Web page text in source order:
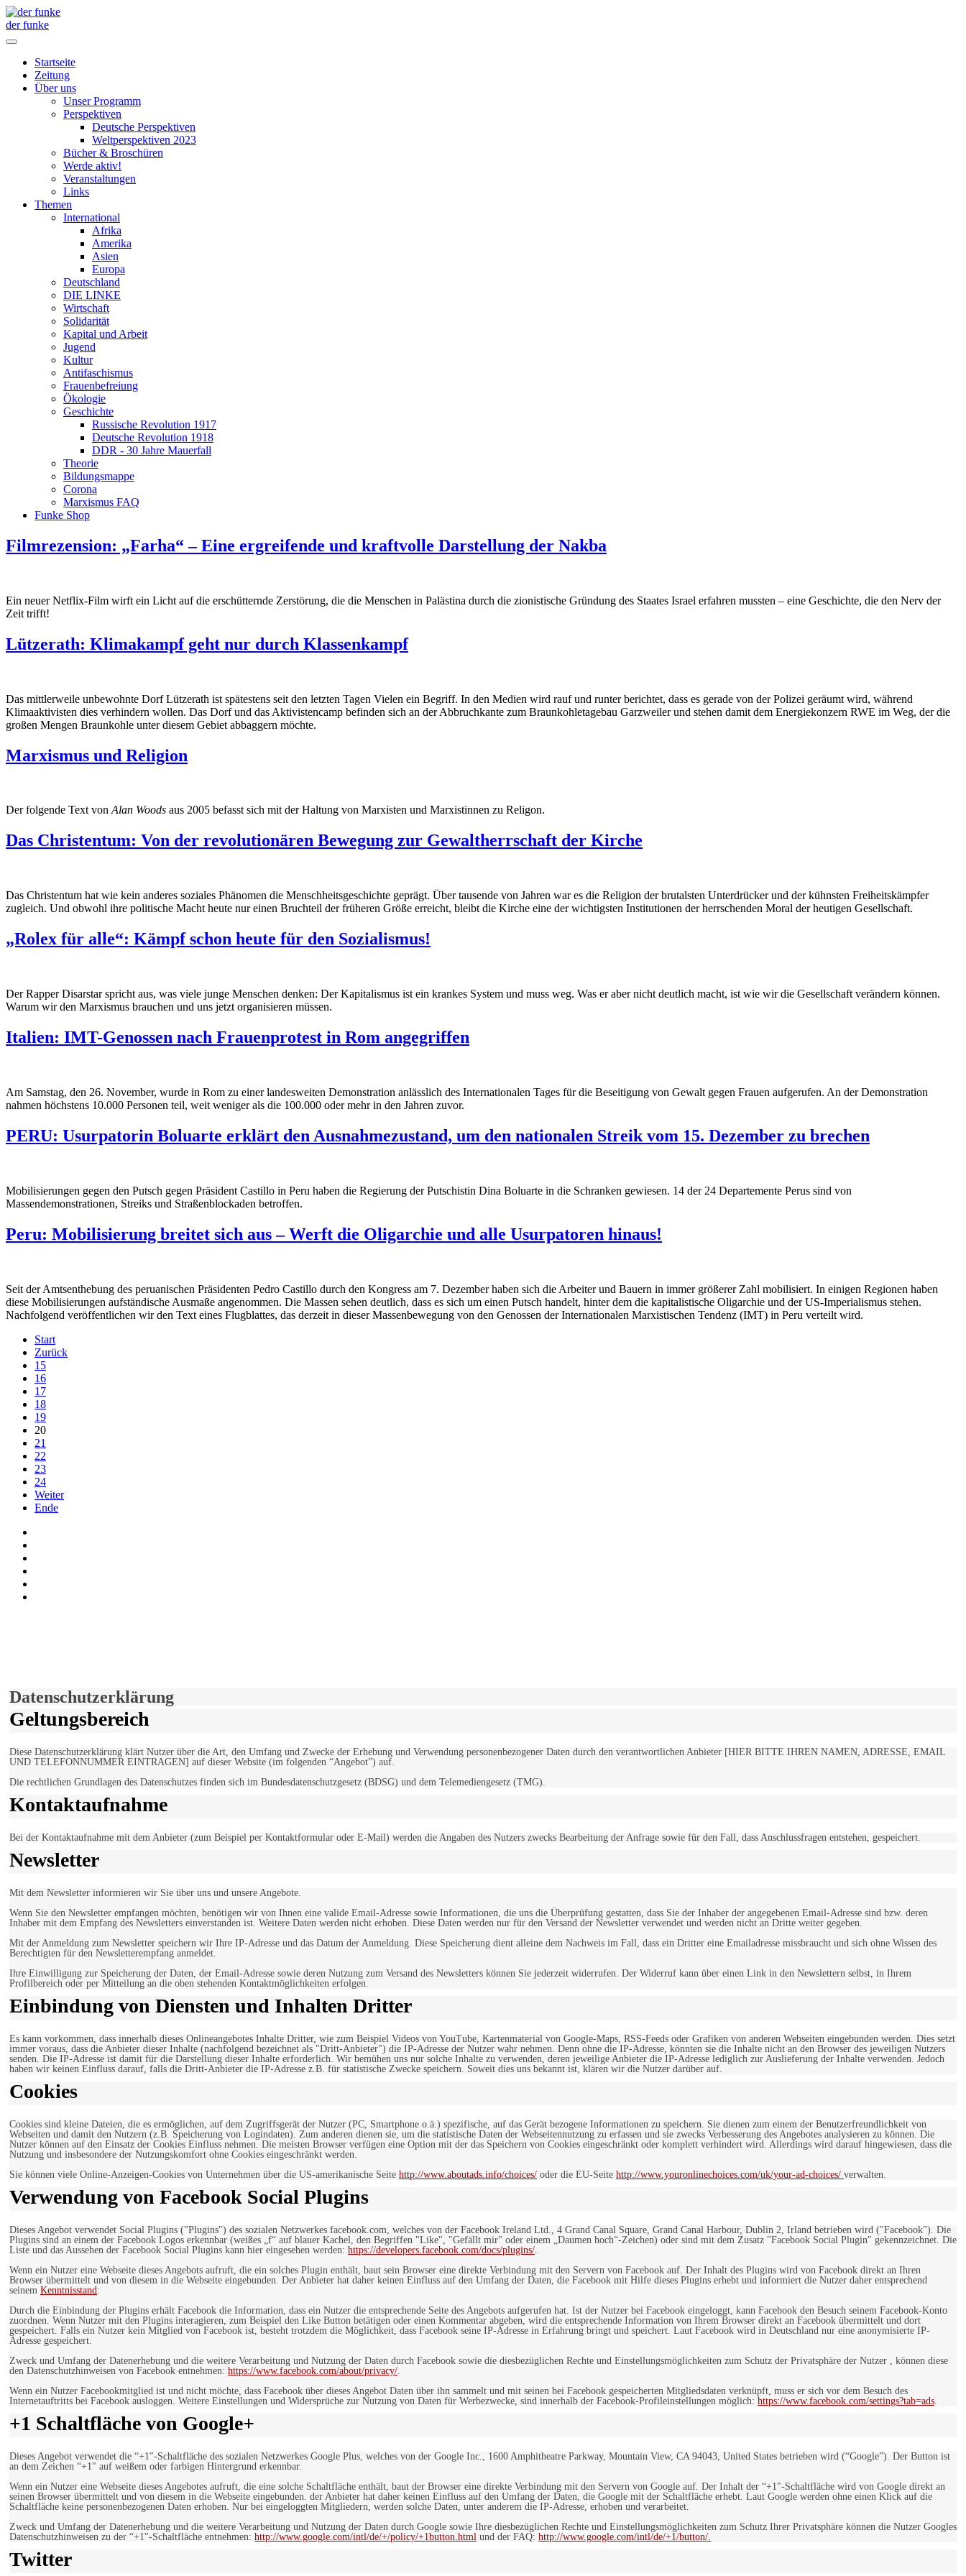
der funke
Startseite
Zeitung
Über uns
Unser Programm
Perspektiven
Deutsche Perspektiven
Weltperspektiven 2023
Bücher & Broschüren
Werde aktiv!
Veranstaltungen
Links
Themen
International
Afrika
Amerika
Asien
Europa
Deutschland
DIE LINKE
Wirtschaft
Solidarität
Kapital und Arbeit
Jugend
Kultur
Antifaschismus
Frauenbefreiung
Ökologie
Geschichte
Russische Revolution 1917
Deutsche Revolution 1918
DDR - 30 Jahre Mauerfall
Theorie
Bildungsmappe
Corona
Marxismus FAQ
Funke Shop
Filmrezension: „Farha“ – Eine ergreifende und kraftvolle Darstellung der Nakba
Ein neuer Netflix-Film wirft ein Licht auf die erschütternde Zerstörung, die die Menschen in Palästina durch die zionistische Gründung des Staates Israel erfahren mussten – eine Geschichte, die den Nerv der
Zeit trifft!
Lützerath: Klimakampf geht nur durch Klassenkampf
Das mittlerweile unbewohnte Dorf Lützerath ist spätestens seit den letzten Tagen Vielen ein Begriff. In den Medien wird rauf und runter berichtet, dass es gerade von der Polizei geräumt wird, während
Klimaaktivisten dies verhindern wollen. Das Dorf und das Aktivistencamp befinden sich an der Abbruchkante zum Braunkohletagebau Garzweiler und stehen damit dem Energiekonzern RWE im Weg, der die
großen Mengen Braunkohle unter diesem Gebiet abbaggern möchte.
Marxismus und Religion
Der folgende Text vonAlan Woods aus 2005 befasst sich mit der Haltung von Marxisten und Marxistinnen zu Religon.
Das Christentum: Von der revolutionären Bewegung zur Gewaltherrschaft der Kirche
Das Christentum hat wie kein anderes soziales Phänomen die Menschheitsgeschichte geprägt. Über tausende von Jahren war es die Religion der brutalsten Unterdrücker und der kühnsten Freiheitskämpfer
zugleich. Und obwohl ihre politische Macht heute nur einen Bruchteil der früheren Größe erreicht, bleibt die Kirche eine der wichtigsten Institutionen der herrschenden Moral der heutigen Gesellschaft.
„Rolex für alle“: Kämpf schon heute für den Sozialismus!
Der Rapper Disarstar spricht aus, was viele junge Menschen denken: Der Kapitalismus ist ein krankes System und muss weg. Was er aber nicht deutlich macht, ist wie wir die Gesellschaft verändern können.
Warum wir den Marxismus brauchen und uns jetzt organisieren müssen.
Italien: IMT-Genossen nach Frauenprotest in Rom angegriffen
Am Samstag, den 26. November, wurde in Rom zu einer landesweiten Demonstration anlässlich des Internationalen Tages für die Beseitigung von Gewalt gegen Frauen aufgerufen. An der Demonstration
nahmen höchstens 10.000 Personen teil, weit weniger als die 100.000 oder mehr in den Jahren zuvor.
PERU: Usurpatorin Boluarte erklärt den Ausnahmezustand, um den nationalen Streik vom 15. Dezember zu brechen
Mobilisierungen gegen den Putsch gegen Präsident Castillo in Peru haben die Regierung der Putschistin Dina Boluarte in die Schranken gewiesen. 14 der 24 Departemente Perus sind von
Massendemonstrationen, Streiks und Straßenblockaden betroffen.
Peru: Mobilisierung breitet sich aus – Werft die Oligarchie und alle Usurpatoren hinaus!
Seit der Amtsenthebung des peruanischen Präsidenten Pedro Castillo durch den Kongress am 7. Dezember haben sich die Arbeiter und Bauern in immer größerer Zahl mobilisiert. In einigen Regionen haben
diese Mobilisierungen aufständische Ausmaße angenommen. Die Massen sehen deutlich, dass es sich um einen Putsch handelt, hinter dem die kapitalistische Oligarchie und der US-Imperialismus stehen.
Nachfolgend veröffentlichen wir den Text eines Flugblattes, das derzeit in dieser Massenbewegung von den Genossen der Internationalen Marxistischen Tendenz (IMT) in Peru verteilt wird.
Start
Zurück
15
16
17
18
19
20
21
22
23
24
Weiter
Ende
Datenschutzerklärung
Geltungsbereich
Diese Datenschutzerklärung klärt Nutzer über die Art, den Umfang und Zwecke der Erhebung und Verwendung personenbezogener Daten durch den verantwortlichen Anbieter [HIER BITTE IHREN NAMEN, ADRESSE, EMAIL
UND TELEFONNUMMER EINTRAGEN] auf dieser Website (im folgenden “Angebot”) auf.
Die rechtlichen Grundlagen des Datenschutzes finden sich im Bundesdatenschutzgesetz (BDSG) und dem Telemediengesetz (TMG).
Kontaktaufnahme
Bei der Kontaktaufnahme mit dem Anbieter (zum Beispiel per Kontaktformular oder E-Mail) werden die Angaben des Nutzers zwecks Bearbeitung der Anfrage sowie für den Fall, dass Anschlussfragen entstehen, gespeichert.
Newsletter
Mit dem Newsletter informieren wir Sie über uns und unsere Angebote.
Wenn Sie den Newsletter empfangen möchten, benötigen wir von Ihnen eine valide Email-Adresse sowie Informationen, die uns die Überprüfung gestatten, dass Sie der Inhaber der angegebenen Email-Adresse sind bzw. deren
Inhaber mit dem Empfang des Newsletters einverstanden ist. Weitere Daten werden nicht erhoben. Diese Daten werden nur für den Versand der Newsletter verwendet und werden nicht an Dritte weiter gegeben.
Mit der Anmeldung zum Newsletter speichern wir Ihre IP-Adresse und das Datum der Anmeldung. Diese Speicherung dient alleine dem Nachweis im Fall, dass ein Dritter eine Emailadresse missbraucht und sich ohne Wissen des
Berechtigten für den Newsletterempfang anmeldet.
Ihre Einwilligung zur Speicherung der Daten, der Email-Adresse sowie deren Nutzung zum Versand des Newsletters können Sie jederzeit widerrufen. Der Widerruf kann über einen Link in den Newslettern selbst, in Ihrem
Profilbereich oder per Mitteilung an die oben stehenden Kontaktmöglichkeiten erfolgen.
Einbindung von Diensten und Inhalten Dritter
Es kann vorkommen, dass innerhalb dieses Onlineangebotes Inhalte Dritter, wie zum Beispiel Videos von YouTube, Kartenmaterial von Google-Maps, RSS-Feeds oder Grafiken von anderen Webseiten eingebunden werden. Dies setzt
immer voraus, dass die Anbieter dieser Inhalte (nachfolgend bezeichnet als "Dritt-Anbieter") die IP-Adresse der Nutzer wahr nehmen. Denn ohne die IP-Adresse, könnten sie die Inhalte nicht an den Browser des jeweiligen Nutzers
senden. Die IP-Adresse ist damit für die Darstellung dieser Inhalte erforderlich. Wir bemühen uns nur solche Inhalte zu verwenden, deren jeweilige Anbieter die IP-Adresse lediglich zur Auslieferung der Inhalte verwenden. Jedoch
haben wir keinen Einfluss darauf, falls die Dritt-Anbieter die IP-Adresse z.B. für statistische Zwecke speichern. Soweit dies uns bekannt ist, klären wir die Nutzer darüber auf.
Cookies
Cookies sind kleine Dateien, die es ermöglichen, auf dem Zugriffsgerät der Nutzer (PC, Smartphone o.ä.) spezifische, auf das Gerät bezogene Informationen zu speichern. Sie dienen zum einem der Benutzerfreundlichkeit von
Webseiten und damit den Nutzern (z.B. Speicherung von Logindaten). Zum anderen dienen sie, um die statistische Daten der Webseitennutzung zu erfassen und sie zwecks Verbesserung des Angebotes analysieren zu können. Die
Nutzer können auf den Einsatz der Cookies Einfluss nehmen. Die meisten Browser verfügen eine Option mit der das Speichern von Cookies eingeschränkt oder komplett verhindert wird. Allerdings wird darauf hingewiesen, dass die
Nutzung und insbesondere der Nutzungskomfort ohne Cookies eingeschränkt werden.
Sie können viele Online-Anzeigen-Cookies von Unternehmen über die US-amerikanische Seite http://www.aboutads.info/choices/ oder die EU-Seite http://www.youronlinechoices.com/uk/your-ad-choices/ verwalten.
Verwendung von Facebook Social Plugins
Dieses Angebot verwendet Social Plugins ("Plugins") des sozialen Netzwerkes facebook.com, welches von der Facebook Ireland Ltd., 4 Grand Canal Square, Grand Canal Harbour, Dublin 2, Irland betrieben wird ("Facebook"). Die
Plugins sind an einem der Facebook Logos erkennbar (weißes „f“ auf blauer Kachel, den Begriffen "Like", "Gefällt mir" oder einem „Daumen hoch“-Zeichen) oder sind mit dem Zusatz "Facebook Social Plugin" gekennzeichnet. Die
Liste und das Aussehen der Facebook Social Plugins kann hier eingesehen werden: https://developers.facebook.com/docs/plugins/.
Wenn ein Nutzer eine Webseite dieses Angebots aufruft, die ein solches Plugin enthält, baut sein Browser eine direkte Verbindung mit den Servern von Facebook auf. Der Inhalt des Plugins wird von Facebook direkt an Ihren
Browser übermittelt und von diesem in die Webseite eingebunden. Der Anbieter hat daher keinen Einfluss auf den Umfang der Daten, die Facebook mit Hilfe dieses Plugins erhebt und informiert die Nutzer daher entsprechend
seinem Kenntnisstand:
Durch die Einbindung der Plugins erhält Facebook die Information, dass ein Nutzer die entsprechende Seite des Angebots aufgerufen hat. Ist der Nutzer bei Facebook eingeloggt, kann Facebook den Besuch seinem Facebook-Konto
zuordnen. Wenn Nutzer mit den Plugins interagieren, zum Beispiel den Like Button betätigen oder einen Kommentar abgeben, wird die entsprechende Information von Ihrem Browser direkt an Facebook übermittelt und dort
gespeichert. Falls ein Nutzer kein Mitglied von Facebook ist, besteht trotzdem die Möglichkeit, dass Facebook seine IP-Adresse in Erfahrung bringt und speichert. Laut Facebook wird in Deutschland nur eine anonymisierte IP-
Adresse gespeichert.
Zweck und Umfang der Datenerhebung und die weitere Verarbeitung und Nutzung der Daten durch Facebook sowie die diesbezüglichen Rechte und Einstellungsmöglichkeiten zum Schutz der Privatsphäre der Nutzer , können diese
den Datenschutzhinweisen von Facebook entnehmen: https://www.facebook.com/about/privacy/.
Wenn ein Nutzer Facebookmitglied ist und nicht möchte, dass Facebook über dieses Angebot Daten über ihn sammelt und mit seinen bei Facebook gespeicherten Mitgliedsdaten verknüpft, muss er sich vor dem Besuch des
Internetauftritts bei Facebook ausloggen. Weitere Einstellungen und Widersprüche zur Nutzung von Daten für Werbezwecke, sind innerhalb der Facebook-Profileinstellungen möglich: https://www.facebook.com/settings?tab=ads.
+1 Schaltfläche von Google+
Dieses Angebot verwendet die “+1″-Schaltfläche des sozialen Netzwerkes Google Plus, welches von der Google Inc., 1600 Amphitheatre Parkway, Mountain View, CA 94043, United States betrieben wird (“Google”). Der Button ist
an dem Zeichen “+1″ auf weißem oder farbigen Hintergrund erkennbar.
Wenn ein Nutzer eine Webseite dieses Angebotes aufruft, die eine solche Schaltfläche enthält, baut der Browser eine direkte Verbindung mit den Servern von Google auf. Der Inhalt der “+1″-Schaltfläche wird von Google direkt an
seinen Browser übermittelt und von diesem in die Webseite eingebunden. der Anbieter hat daher keinen Einfluss auf den Umfang der Daten, die Google mit der Schaltfläche erhebt. Laut Google werden ohne einen Klick auf die
Schaltfläche keine personenbezogenen Daten erhoben. Nur bei eingeloggten Mitgliedern, werden solche Daten, unter anderem die IP-Adresse, erhoben und verarbeitet.
Zweck und Umfang der Datenerhebung und die weitere Verarbeitung und Nutzung der Daten durch Google sowie Ihre diesbezüglichen Rechte und Einstellungsmöglichkeiten zum Schutz Ihrer Privatsphäre können die Nutzer Googles
Datenschutzhinweisen zu der “+1″-Schaltfläche entnehmen: http://www.google.com/intl/de/+/policy/+1button.html und der FAQ: http://www.google.com/intl/de/+1/button/.
Twitter